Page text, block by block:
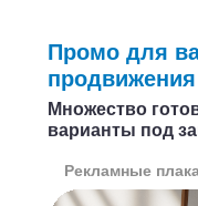
Рекламные
Множество
варианты под
Промо для
продвижения